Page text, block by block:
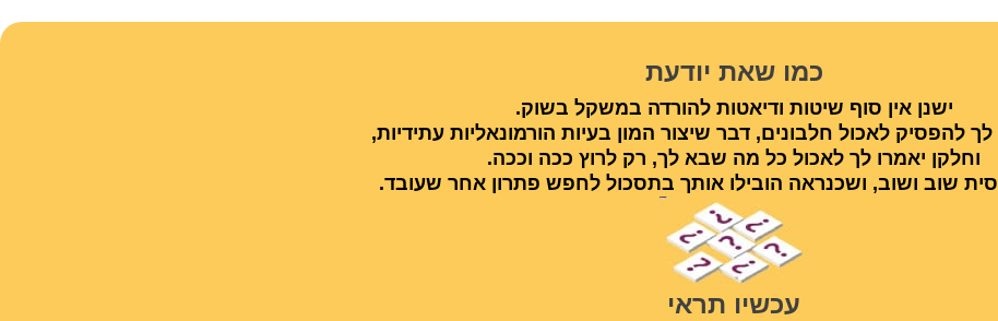
כמו שאת יודעת
ישנן אין סוף שיטות ודיאטות להורדה במשקל בשוק.
להפסיק לאכול חלבונים, דבר שיצור המון בעיות הורמונאליות עתידיות,
וחלקן יאמרו לך לאכול כל מה שבא לך, רק לרוץ ככה וככה.
שוב ושוב, ושכנראה הובילו אותך בתסכול לחפש פתרון אחר שעובד.
עכשיו תראי